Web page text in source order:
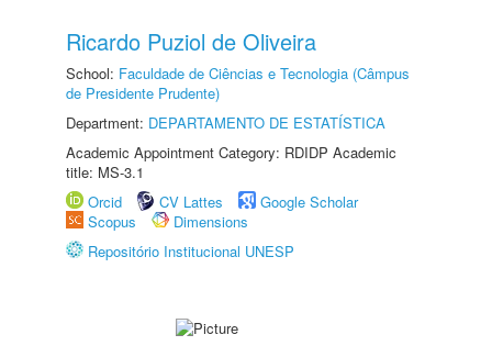
Ricardo Puziol de Oliveira
School: Faculdade de Ciências e Tecnologia (Câmpus
de Presidente Prudente)
Department: DEPARTAMENTO DE ESTATÍSTICA
Academic Appointment Category: RDIDP Academic
title: MS-3.1
Orcid
CV Lattes
Google Scholar
Scopus
Dimensions
Repositório Institucional UNESP